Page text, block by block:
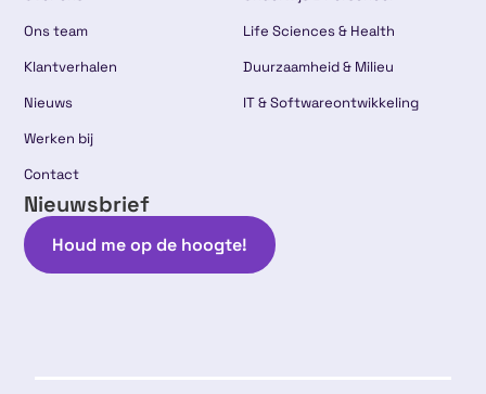
Ons team
Klantverhalen
Nieuws
Werken bij
Contact
Life Sciences & Health
Duurzaamheid & Milieu
IT & Softwareontwikkeling
Nieuwsbrief
Houd me op de hoogte!